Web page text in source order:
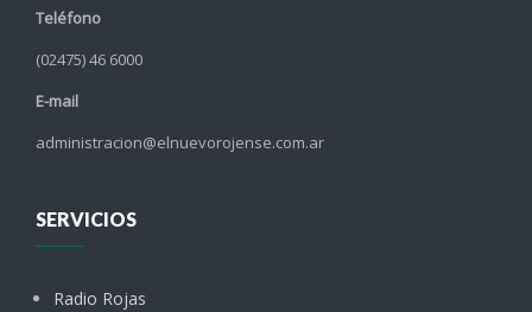
Teléfono
(02475) 46 6000
E-mail
administracion@elnuevorojense.com.ar
SERVICIOS
Radio Rojas